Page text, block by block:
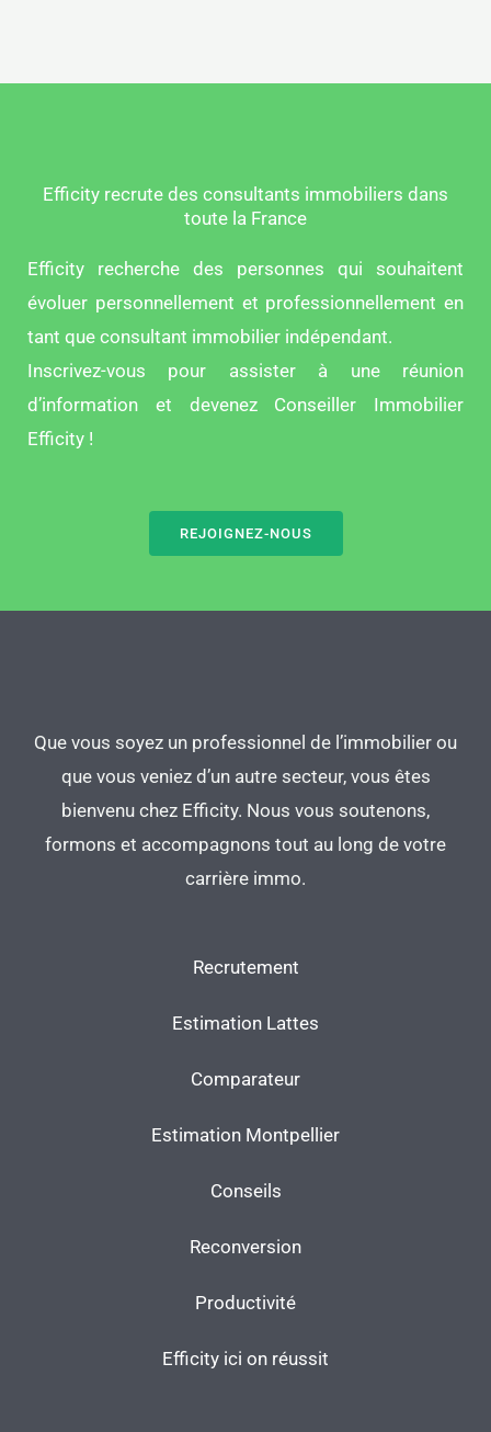
Efficity recrute des consultants immobiliers dans
toute la France
Efficity recherche des personnes qui souhaitent
évoluer personnellement et professionnellement en
tant que consultant immobilier indépendant.
Inscrivez-vous pour assister à une réunion
d’information et devenez Conseiller Immobilier
Efficity !
REJOIGNEZ-NOUS
Que vous soyez un professionnel de l’immobilier ou
que vous veniez d’un autre secteur, vous êtes
bienvenu chez Efficity. Nous vous soutenons,
formons et accompagnons tout au long de votre
carrière immo.
Recrutement
Estimation Lattes
Comparateur
Estimation Montpellier
Conseils
Reconversion
Productivité
Efficity ici on réussit